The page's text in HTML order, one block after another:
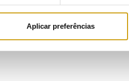
Aplicar preferências
Consulte a Newsletter
Subscreva a